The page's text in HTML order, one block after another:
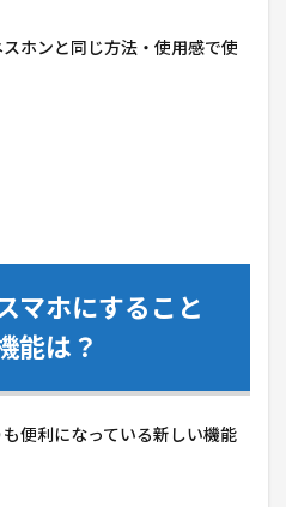
ホンと同じ方法・使用感で使
マホにすること
能は？
便利になっている新しい機能